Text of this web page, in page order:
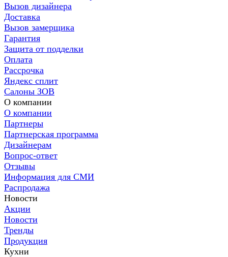
Вызов дизайнера
Доставка
Вызов замерщика
Гарантия
Защита от подделки
Оплата
Рассрочка
Яндекс сплит
Салоны ЗОВ
О компании
О компании
Партнеры
Партнерская программа
Дизайнерам
Вопрос-ответ
Отзывы
Информация для СМИ
Распродажа
Новости
Акции
Новости
Тренды
Продукция
Кухни